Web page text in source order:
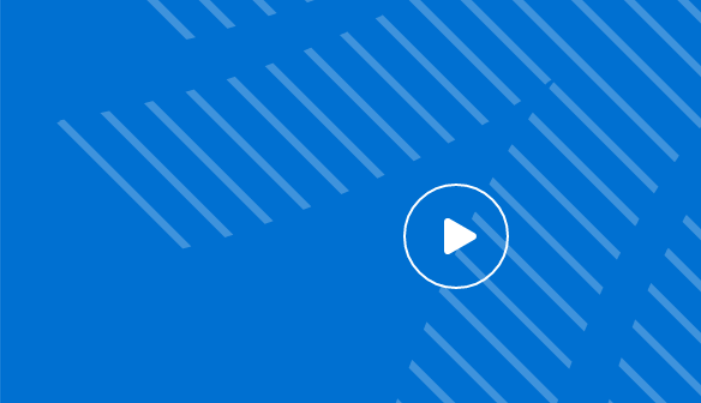
Voir la vidéo
Click to enable Youtube cookies and see content